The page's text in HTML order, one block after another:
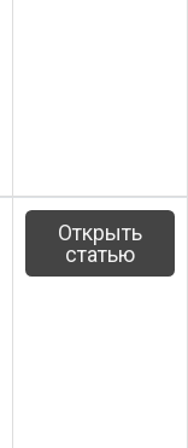
Открыть
статью